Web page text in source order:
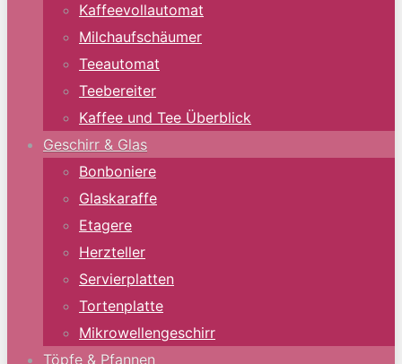
Kaffeevollautomat
Milchaufschäumer
Teeautomat
Teebereiter
Kaffee und Tee Überblick
Geschirr & Glas
Bonboniere
Glaskaraffe
Etagere
Herzteller
Servierplatten
Tortenplatte
Mikrowellengeschirr
Töpfe & Pfannen